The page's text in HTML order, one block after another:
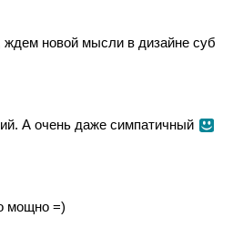
ждем новой мысли в дизайне суб
А очень даже симпатичный
мощно =)